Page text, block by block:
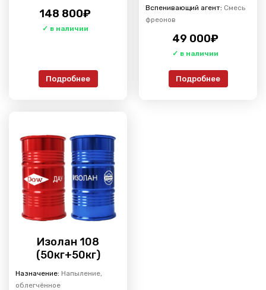
148 800₽
Подробнее
Вспенивающий агент: Смесь
фреонов
49 000₽
Подробнее
Изолан 108
(50кг+50кг)
Назначение: Напыление,
облегчённое